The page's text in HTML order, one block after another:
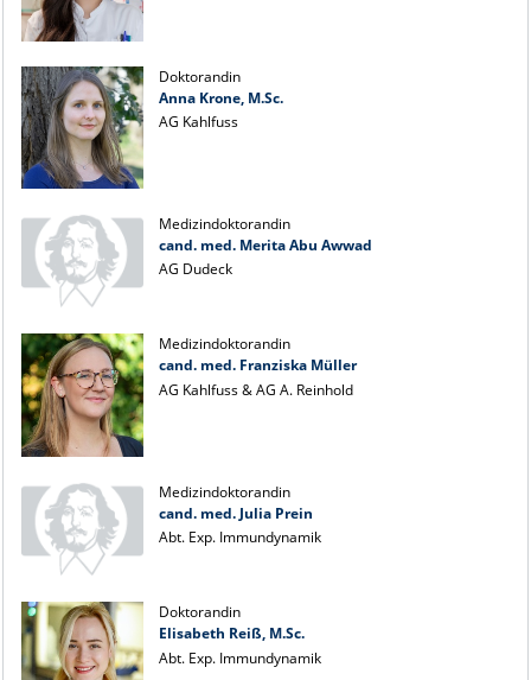
Doktorandin
Anna Krone, M.Sc.
AG Kahlfuss
Medizindoktorandin
cand. med. Merita Abu Awwad
AG Dudeck
Medizindoktorandin
cand. med. Franziska Müller
AG Kahlfuss & AG A. Reinhold
Medizindoktorandin
cand. med. Julia Prein
Abt. Exp. Immundynamik
Doktorandin
Elisabeth Reiß, M.Sc.
Abt. Exp. Immundynamik